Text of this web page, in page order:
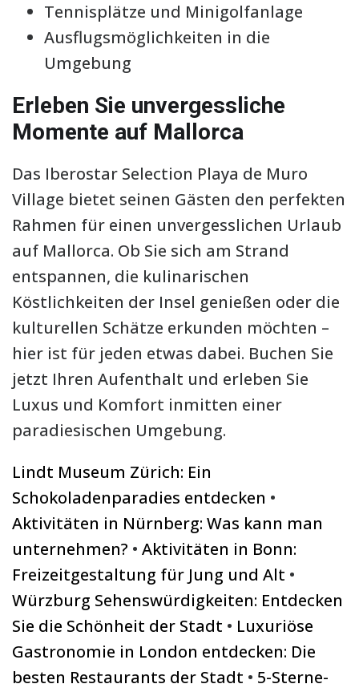
Tennisplätze und Minigolfanlage
Ausflugsmöglichkeiten in die
Umgebung
Erleben Sie unvergessliche
Momente auf Mallorca
Das Iberostar Selection Playa de Muro
Village bietet seinen Gästen den perfekten
Rahmen für einen unvergesslichen Urlaub
auf Mallorca. Ob Sie sich am Strand
entspannen, die kulinarischen
Köstlichkeiten der Insel genießen oder die
kulturellen Schätze erkunden möchten –
hier ist für jeden etwas dabei. Buchen Sie
jetzt Ihren Aufenthalt und erleben Sie
Luxus und Komfort inmitten einer
paradiesischen Umgebung.
Lindt Museum Zürich: Ein
Schokoladenparadies entdecken •
Aktivitäten in Nürnberg: Was kann man
unternehmen? • Aktivitäten in Bonn:
Freizeitgestaltung für Jung und Alt •
Würzburg Sehenswürdigkeiten: Entdecken
Sie die Schönheit der Stadt • Luxuriöse
Gastronomie in London entdecken: Die
besten Restaurants der Stadt • 5-Sterne-